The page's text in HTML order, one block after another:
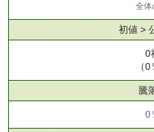
全体
初値 >
0
（0
騰
0